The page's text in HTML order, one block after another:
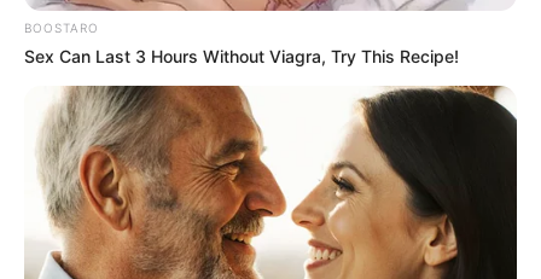
BOOSTARO
Sex Can Last 3 Hours Without Viagra, Try This Recipe!